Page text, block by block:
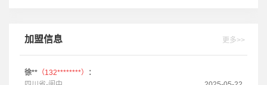
加盟信息 更多>>
徐**（132********）
：